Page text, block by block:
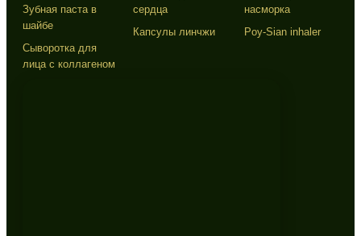
Зубная паста в
шайбе
Сыворотка для
лица с коллагеном
сердца
Капсулы линчжи
насморка
Poy-Sian inhaler